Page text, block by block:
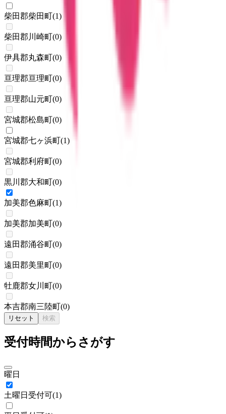
柴田郡柴田町(1)
柴田郡川崎町(0)
伊具郡丸森町(0)
亘理郡亘理町(0)
亘理郡山元町(0)
宮城郡松島町(0)
宮城郡七ヶ浜町(1)
宮城郡利府町(0)
黒川郡大和町(0)
加美郡色麻町(1)
加美郡加美町(0)
遠田郡涌谷町(0)
遠田郡美里町(0)
牡鹿郡女川町(0)
本吉郡南三陸町(0)
リセット 検索
受付時間からさがす
曜日
土曜日受付可(1)